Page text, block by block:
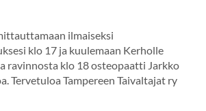
ilmaiseksi
klo 17 ja kuulemaan Kerholle
ravinnosta klo 18 osteopaatti Jarkko
Tervetuloa Tampereen Taivaltajat ry